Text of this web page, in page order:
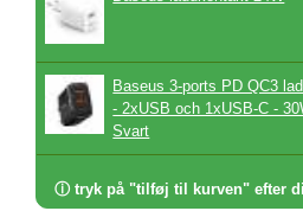
Baseus 3-ports PD QC3
- 2xUSB och 1xUSB-C -
Svart
ⓘ tryk på "tilføj til kurven" efter